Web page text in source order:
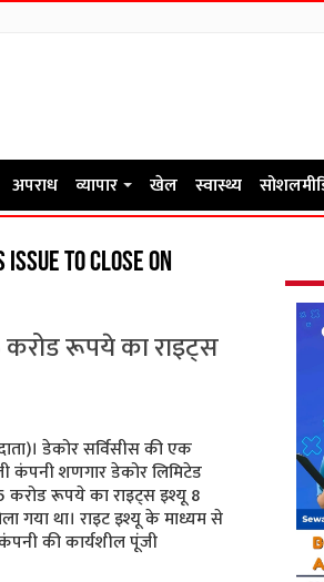
अपराध व्यापार खेल स्वास्थ्य
issue to close on
रूपये का राइट्स
डेकोर सर्विसीस की एक
कंपनी शणगार डेकोर लिमिटेड
रूपये का राइट्स इश्यू 8
गया था। राइट इश्यू के माध्यम से
की कार्यशील पूंजी